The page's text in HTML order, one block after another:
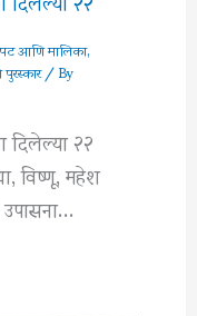
आणि मालिका,
/ By
दिलेल्या २२
विष्णू, महेश